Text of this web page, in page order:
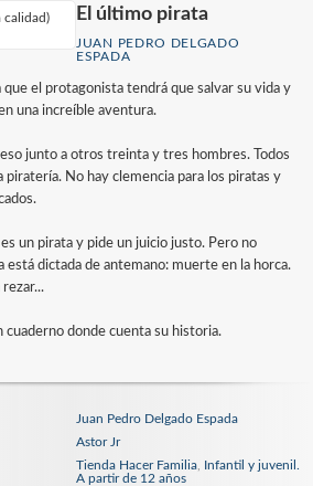
calidad) El último pirata
JUAN PEDRO DELGADO
ESPADA
que el protagonista tendrá que salvar su vida y
una increíble aventura.
junto a otros treinta y tres hombres. Todos
piratería. No hay clemencia para los piratas y
un pirata y pide un juicio justo. Pero no
está dictada de antemano: muerte en la horca.
cuaderno donde cuenta su historia.
Juan Pedro Delgado Espada
Astor Jr
Tienda Hacer Familia, Infantil y juvenil.
A partir de 12 años